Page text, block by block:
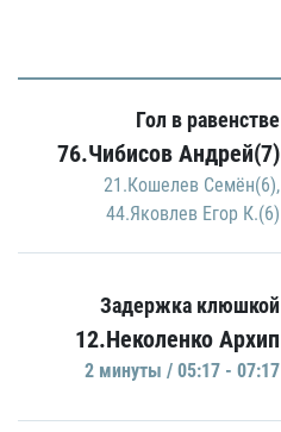
Гол в равенстве
76.Чибисов Андрей(7)
21.Кошелев Семён(6),
44.Яковлев Егор К.(6)
Задержка клюшкой
12.Неколенко Архип
2 минуты / 05:17 - 07:17